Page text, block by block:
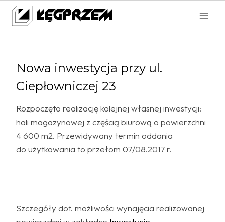
Przejdź
treści
Nowa inwestycja przy ul.
Ciepłowniczej 23
Rozpoczęto realizację kolejnej własnej inwestycji:
hali magazynowej z częścią biurową o powierzchni
4 600 m2. Przewidywany termin oddania
do użytkowania to przełom 07/08.2017 r.
Szczegóły dot. możliwości wynajęcia realizowanej